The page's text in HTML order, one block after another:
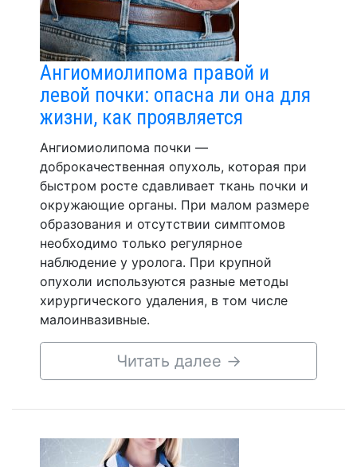
Ангиомиолипома правой и
левой почки: опасна ли она для
жизни, как проявляется
Ангиомиолипома почки —
доброкачественная опухоль, которая при
быстром росте сдавливает ткань почки и
окружающие органы. При малом размере
образования и отсутствии симптомов
необходимо только регулярное
наблюдение у уролога. При крупной
опухоли используются разные методы
хирургического удаления, в том числе
малоинвазивные.
Читать далее →